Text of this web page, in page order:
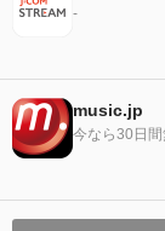
-
music.jp
今なら30日